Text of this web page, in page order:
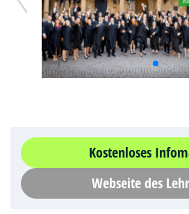
Kostenloses
Webseite des